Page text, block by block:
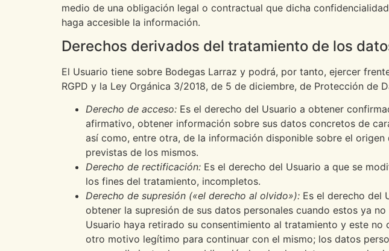
medio de una obligación legal o contractual que dicha
haga accesible la información.
Derechos derivados del tratamiento de los
El Usuario tiene sobre Bodegas Larraz y podrá, por tanto, ejercer
RGPD y la Ley Orgánica 3/2018, de 5 de diciembre, de Protección de
Derecho de acceso: Es el derecho del Usuario a obtener
afirmativo, obtener información sobre sus datos concretos de
así como, entre otra, de la información disponible sobre el
previstas de los mismos.
Derecho de rectificación: Es el derecho del Usuario a que se
los fines del tratamiento, incompletos.
Derecho de supresión («el derecho al olvido»): Es el derecho del
obtener la supresión de sus datos personales cuando estos ya
Usuario haya retirado su consentimiento al tratamiento y este
otro motivo legítimo para continuar con el mismo; los datos